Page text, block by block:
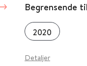
Begrensende
2020
Detaljer